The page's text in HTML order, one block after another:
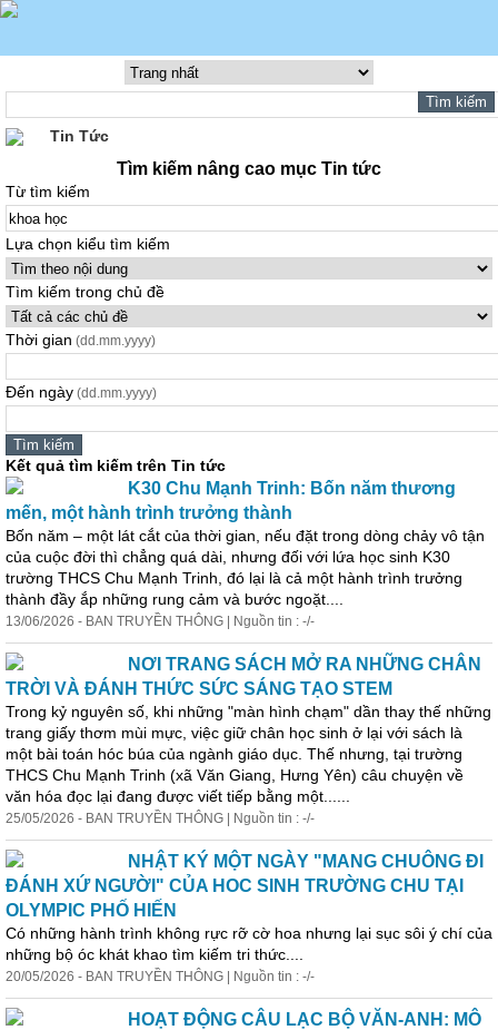
Tin Tức
Tìm kiếm nâng cao mục Tin tức
Từ tìm kiếm
Lựa chọn kiểu tìm kiếm
Tìm kiếm trong chủ đề
Thời gian (dd.mm.yyyy)
Đến ngày (dd.mm.yyyy)
Kết quả tìm kiếm trên Tin tức
K30 Chu Mạnh Trinh: Bốn năm thương
mến, một hành trình trưởng thành
Bốn năm – một lát cắt của thời gian, nếu đặt trong dòng chảy vô tận
của cuộc đời thì chẳng quá dài, nhưng đối với lứa học sinh K30
trường THCS Chu Mạnh Trinh, đó lại là cả một hành trình trưởng
thành đầy ắp những rung cảm và bước ngoặt....
13/06/2026 - BAN TRUYỀN THÔNG | Nguồn tin : -/-
NƠI TRANG SÁCH MỞ RA NHỮNG CHÂN
TRỜI VÀ ĐÁNH THỨC SỨC SÁNG TẠO STEM
Trong kỷ nguyên số, khi những "màn hình chạm" dần thay thế những
trang giấy thơm mùi mực, việc giữ chân học sinh ở lại với sách là
một bài toán hóc búa của ngành giáo dục. Thế nhưng, tại trường
THCS Chu Mạnh Trinh (xã Văn Giang, Hưng Yên) câu chuyện về
văn hóa đọc lại đang được viết tiếp bằng một......
25/05/2026 - BAN TRUYỀN THÔNG | Nguồn tin : -/-
NHẬT KÝ MỘT NGÀY "MANG CHUÔNG ĐI
ĐÁNH XỨ NGƯỜI" CỦA HOC SINH TRƯỜNG CHU TẠI
OLYMPIC PHỐ HIẾN
Có những hành trình không rực rỡ cờ hoa nhưng lại sục sôi ý chí của
những bộ óc khát khao tìm kiếm tri thức....
20/05/2026 - BAN TRUYỀN THÔNG | Nguồn tin : -/-
HOẠT ĐỘNG CÂU LẠC BỘ VĂN-ANH: MÔ